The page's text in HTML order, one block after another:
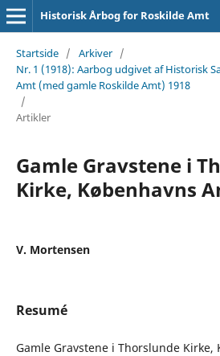
Historisk Årbog for Roskilde Amt
Startside / Arkiver /
Nr. 1 (1918): Aarbog udgivet af Historisk
Amt (med gamle Roskilde Amt) 1918
/
Artikler
Gamle Gravstene i
Kirke, Københavns
V. Mortensen
Resumé
Gamle Gravstene i Thorslunde Kirke,